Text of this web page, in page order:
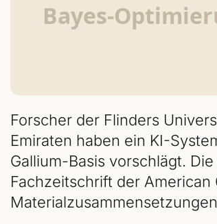
Forscher der Flinders
Emiraten haben ein KI-
Gallium-Basis vorschlägt.
Fachzeitschrift der